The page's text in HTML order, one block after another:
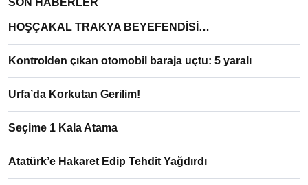
SON HABERLER
HOŞÇAKAL TRAKYA BEYEFENDİSİ…
Kontrolden çıkan otomobil baraja uçtu: 5 yaralı
Urfa’da Korkutan Gerilim!
Seçime 1 Kala Atama
Atatürk’e Hakaret Edip Tehdit Yağdırdı